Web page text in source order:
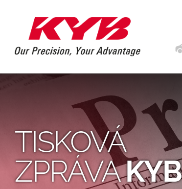
TISKOVÁ
ZPRÁVAKYB